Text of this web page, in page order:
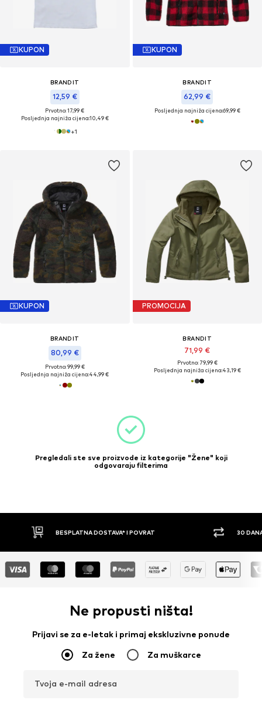
KUPON
BRANDIT
12,59 €
Prvotno: 17,99 €
Posljednja najniža cijena:10,49 €
+1
KUPON
BRANDIT
62,99 €
Posljednja najniža cijena:69,99 €
KUPON
BRANDIT
80,99 €
Prvotno: 99,99 €
Posljednja najniža cijena:44,99 €
PROMOCIJA
BRANDIT
71,99 €
Prvotno: 79,99 €
Posljednja najniža cijena:43,19 €
Pregledali ste sve proizvode iz kategorije "Žene" koji
odgovaraju filterima
30 DANA PRAVO NA POVRAT
Ne propusti ništa!
Prijavi se za e-letak i primaj ekskluzivne ponude
Za žene Za muškarce
Tvoja e-mail adresa